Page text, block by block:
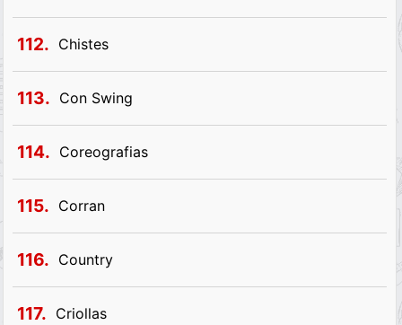
112. Chistes
113. Con Swing
114. Coreografias
115. Corran
116. Country
117. Criollas